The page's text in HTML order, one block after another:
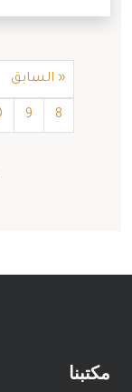
« السابق
8
9
مكتبنا